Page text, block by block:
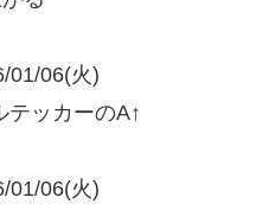
01/06(火)
テッカーのA↑
01/06(火)